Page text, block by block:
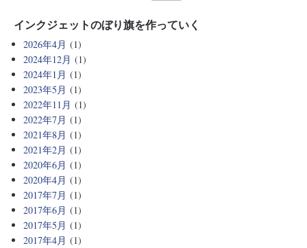
インクジェットのぼり旗を作っていく
2026年4月 (1)
2024年12月 (1)
2024年1月 (1)
2023年5月 (1)
2022年11月 (1)
2022年7月 (1)
2021年8月 (1)
2021年2月 (1)
2020年6月 (1)
2020年4月 (1)
2017年7月 (1)
2017年6月 (1)
2017年5月 (1)
2017年4月 (1)